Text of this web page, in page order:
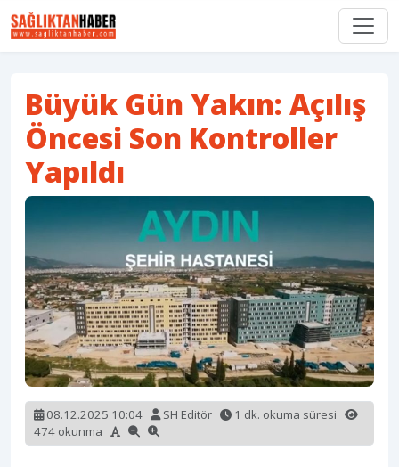
Büyük Gün Yakın: Açılış
Öncesi Son Kontroller
Yapıldı
08.12.2025 10:04 SH Editör
1 dk. okuma süresi
474 okunma